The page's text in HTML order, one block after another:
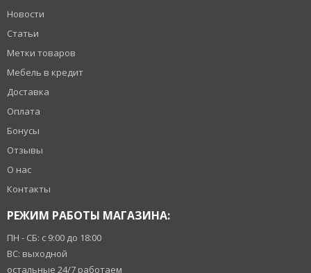
Новости
Статьи
Метки товаров
Мебель в кредит
Доставка
Оплата
Бонусы
Отзывы
О нас
Контакты
РЕЖИМ РАБОТЫ МАГАЗИНА:
ПН - СБ: с 9:00 до 18:00
ВС: выходной
остальные 24/7 работаем